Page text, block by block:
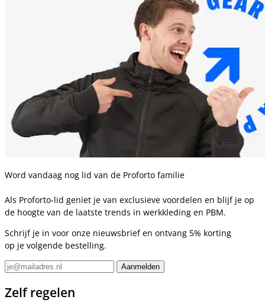
Word vandaag nog lid van de Proforto familie
Als Proforto-lid geniet je van exclusieve voordelen en blijf je op
de hoogte van de laatste trends in werkkleding en PBM.
Schrijf je in voor onze nieuwsbrief en ontvang 5% korting
op je volgende bestelling.
Zelf regelen